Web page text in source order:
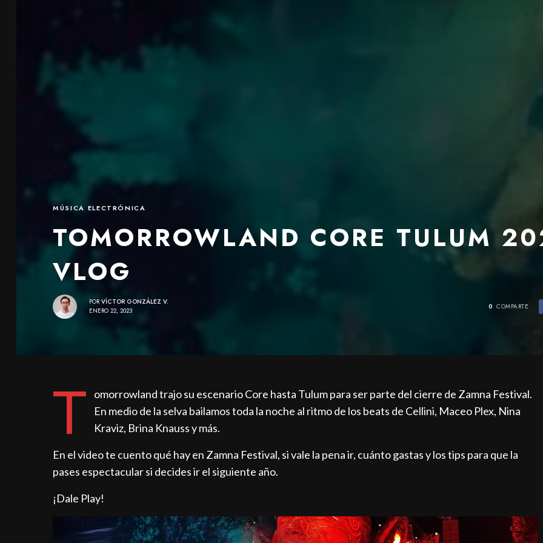
MÚSICA ELECTRÓNICA
TOMORROWLAND CORE TULUM
VLOG
POR VÍCTOR GONZÁLEZ V.
ENERO 22, 2023
0 COMPARTE
T
omorrowland trajo su escenario Core hasta Tulum para ser parte del cierre de Zamna Festival.
En medio de la selva bailamos toda la noche al ritmo de los beats de Cellini, Maceo Plex, Nina
Kraviz, Brina Knauss y más.
En el video te cuento qué hay en Zamna Festival, si vale la pena ir, cuánto gastas y los tips para que la
pases espectacular si decides ir el siguiente año.
¡Dale Play!